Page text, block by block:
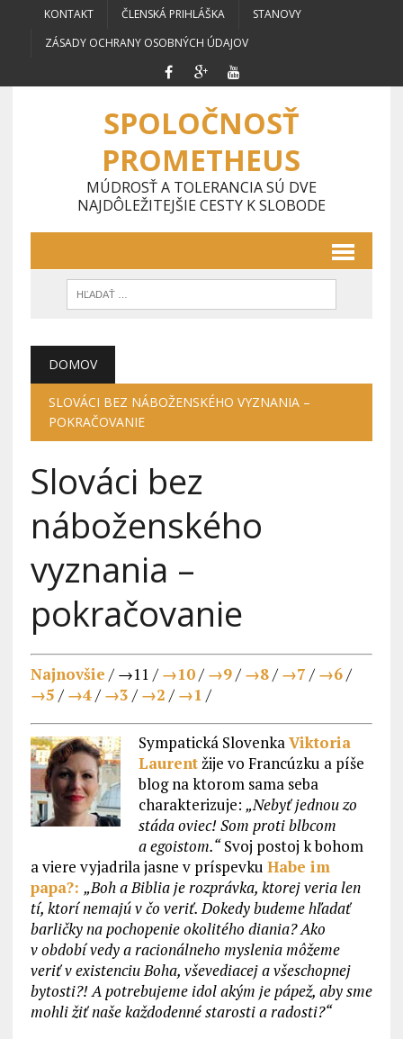
KONTAKT ČLENSKÁ PRIHLÁŠKA
STANOVY
ZÁSADY OCHRANY OSOBNÝCH ÚDAJOV
SPOLOČNOSŤ
PROMETHEUS
MÚDROSŤ A TOLERANCIA SÚ DVE
NAJDÔLEŽITEJŠIE CESTY K SLOBODE
DOMOV
SLOVÁCI BEZ NÁBOŽENSKÉHO VYZNANIA –
POKRAČOVANIE
Slováci bez
náboženského
vyznania –
pokračovanie
Najnovšie / →11 / →10/ →9/ →8/ →7 / →6/
→5 / →4/ →3 / →2 / →1 /
Sympatická SlovenkaViktoria
Laurentžije vo Francúzku a píše
blog na ktorom sama seba
charakterizuje: „Nebyť jednou zo
stáda oviec! Som proti blbcom
a egoistom.“Svoj postoj k bohom
a viere vyjadrila jasne v príspevku Habe im
papa?: „Boh a Biblia je rozprávka, ktorej veria len
tí, ktorí nemajú v čo veriť. Dokedy budeme hľadať
barličky na pochopenie okolitého diania? Ako
v období vedy a racionálneho myslenia môžeme
veriť v existenciu Boha, vševediacej a všeschopnej
bytosti?! A potrebujeme idol akým je pápež, aby sme
mohli žiť naše každodenné starosti a radosti?“